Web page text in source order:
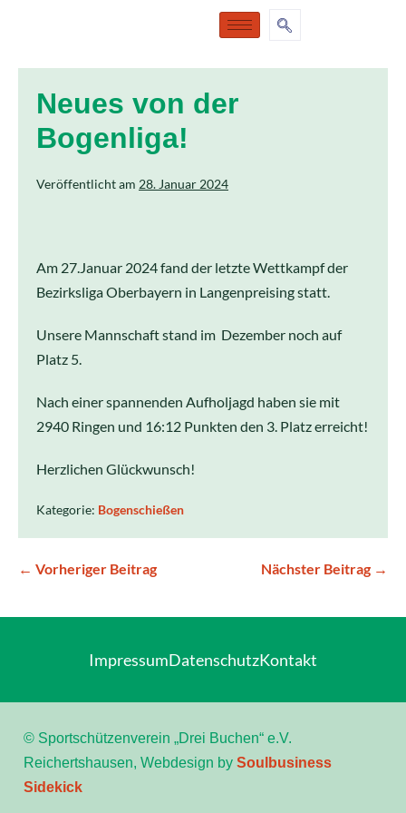
Neues von der
Bogenliga!
Veröffentlicht am 28. Januar 2024
Am 27.Januar 2024 fand der letzte Wettkampf der
Bezirksliga Oberbayern in Langenpreising statt.
Unsere Mannschaft stand im Dezember noch auf
Platz 5.
Nach einer spannenden Aufholjagd haben sie mit
2940 Ringen und 16:12 Punkten den 3. Platz erreicht!
Herzlichen Glückwunsch!
Kategorie: Bogenschießen
← Vorheriger Beitrag Nächster Beitrag →
ImpressumDatenschutzKontakt
© Sportschützenverein „Drei Buchen“ e.V.
Reichertshausen, Webdesign by Soulbusiness
Sidekick